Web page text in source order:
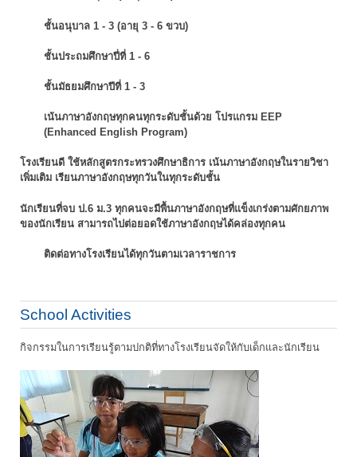
ชั้นอนุบาล 1 - 3 (อายุ 3 - 6 ขวบ)
ชั้นประถมศึกษาปี่ที่ 1 - 6
ชั้นมัธยมศึกษาปีที่ 1 - 3
เน้นภาษาอังกฤษทุกคนทุกระดับชั้นด้วย โปรแกรม EEP
(Enhanced English Program)
โรงเรียนดี ใช้หลักสูตรกระทรวงศึกษาธิการ เน้นภาษาอังกฤษในรายวิชา
เพิ่มเติม เรียนภาษาอังกฤษทุกวันในทุกระดับชั้น
นักเรียนที่จบ ป.6 ม.3 ทุกคนจะมีพื้นภาษาอังกฤษที่แข็งเกร่งตามศักยภาพ
ของนักเรียน สามารถไปต่อยอดใช้ภาษาอังกฤษได้คล่องทุกคน
ติดต่อทางโรงเรียนได้ทุกวันตามเวลาราชการ
School Activities
กิจกรรมในการเรียนรู้ตามปกติที่ทางโรงเรียนจัดให้กับเด็กและนักเรียน